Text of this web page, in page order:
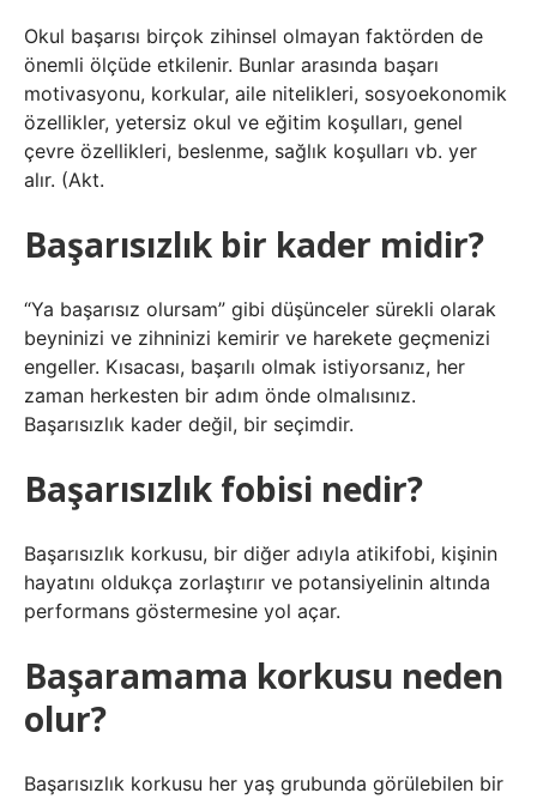
Okul başarısı birçok zihinsel olmayan faktörden de
önemli ölçüde etkilenir. Bunlar arasında başarı
motivasyonu, korkular, aile nitelikleri, sosyoekonomik
özellikler, yetersiz okul ve eğitim koşulları, genel
çevre özellikleri, beslenme, sağlık koşulları vb. yer
alır. (Akt.
Başarısızlık bir kader midir?
“Ya başarısız olursam” gibi düşünceler sürekli olarak
beyninizi ve zihninizi kemirir ve harekete geçmenizi
engeller. Kısacası, başarılı olmak istiyorsanız, her
zaman herkesten bir adım önde olmalısınız.
Başarısızlık kader değil, bir seçimdir.
Başarısızlık fobisi nedir?
Başarısızlık korkusu, bir diğer adıyla atikifobi, kişinin
hayatını oldukça zorlaştırır ve potansiyelinin altında
performans göstermesine yol açar.
Başaramama korkusu neden
olur?
Başarısızlık korkusu her yaş grubunda görülebilen bir